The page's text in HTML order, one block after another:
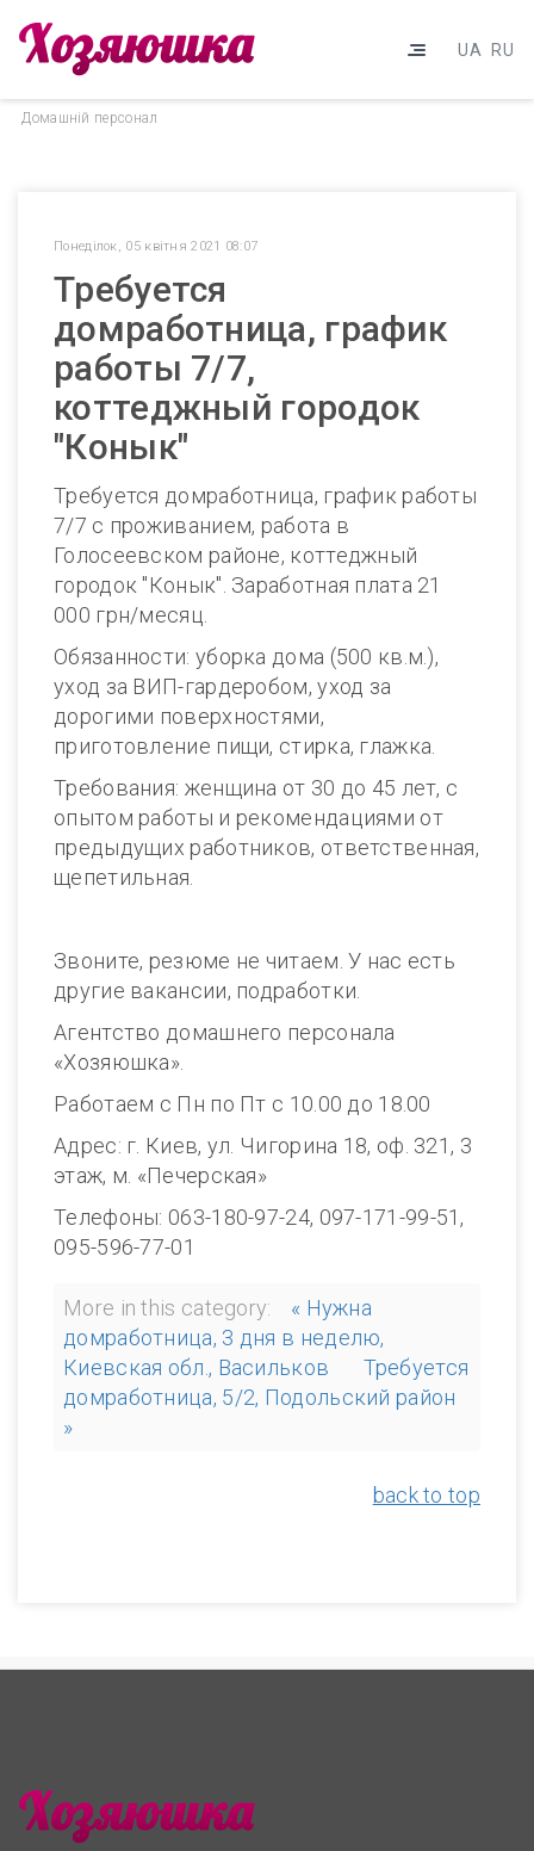
UA RU
Домашнiй персонал
Понеділок, 05 квітня 2021 08:07
Требуется
домработница, график
работы 7/7,
коттеджный городок
"Конык"
Требуется домработница, график работы
7/7 с проживанием, работа в
Голосеевском районе, коттеджный
городок "Конык". Заработная плата 21
000 грн/месяц.
Обязанности: уборка дома (500 кв.м.),
уход за ВИП-гардеробом, уход за
дорогими поверхностями,
приготовление пищи, стирка, глажка.
Требования: женщина от 30 до 45 лет, с
опытом работы и рекомендациями от
предыдущих работников, ответственная,
щепетильная.
Звоните, резюме не читаем. У нас есть
другие вакансии, подработки.
Агентство домашнего персонала
«Хозяюшка».
Работаем с Пн по Пт с 10.00 до 18.00
Адрес: г. Киев, ул. Чигорина 18, оф. 321, 3
этаж, м. «Печерская»
Телефоны: 063-180-97-24, 097-171-99-51,
095-596-77-01
More in this category:
« Нужна
домработница, 3 дня в неделю,
Киевская обл., Васильков
Требуется
домработница, 5/2, Подольский район
»
back to top